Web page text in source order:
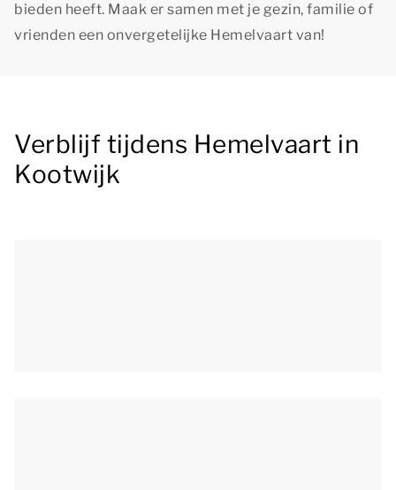
bieden heeft. Maak er samen met je gezin, familie of
vrienden een onvergetelijke Hemelvaart van!
Verblijf tijdens Hemelvaart in
Kootwijk